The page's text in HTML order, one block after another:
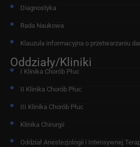
Diagnostyka
Rada Naukowa
Klauzula informacyjna o przetwarzaniu
Oddziały/Kliniki
I Klinika Chorób Płuc
II Klinika Chorób Płuc
III Klinika Chorób Płuc
Klinika Chirurgii
Oddział Anestezjologii i Intensywnej